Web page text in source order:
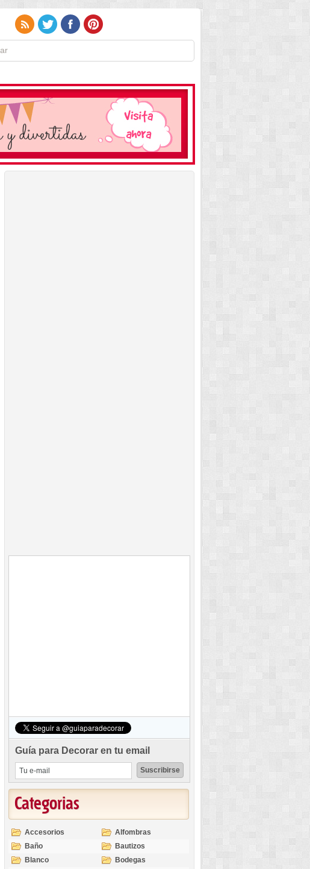
Guía para Decorar en tu email
Categorias
Accesorios
Alfombras
Baño
Bautizos
Blanco
Bodegas